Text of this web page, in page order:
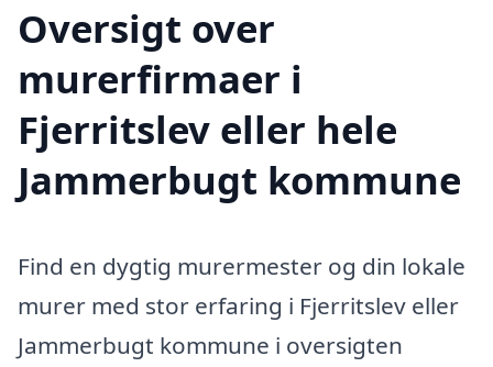
Oversigt over
murerfirmaer i
Fjerritslev eller hele
Jammerbugt kommune
Find en dygtig murermester og din lokale
murer med stor erfaring i Fjerritslev eller
Jammerbugt kommune i oversigten